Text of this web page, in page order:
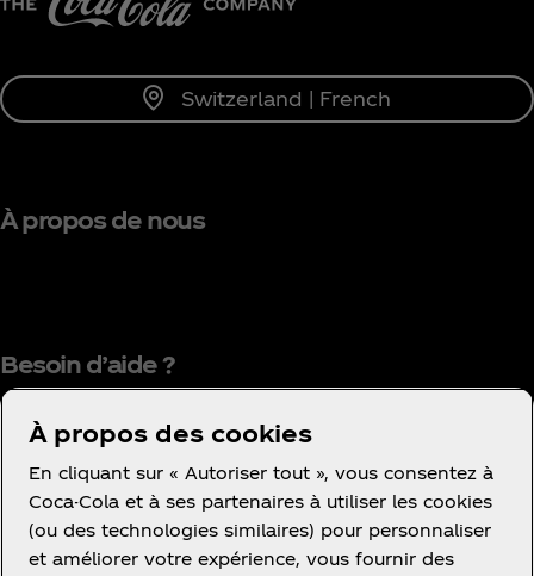
Switzerland | French
À propos de nous
Besoin d’aide ?
Condition d’utilisation
À propos des cookies
En cliquant sur « Autoriser tout », vous consentez à
Coca-Cola et à ses partenaires à utiliser les cookies
(ou des technologies similaires) pour personnaliser
et améliorer votre expérience, vous fournir des